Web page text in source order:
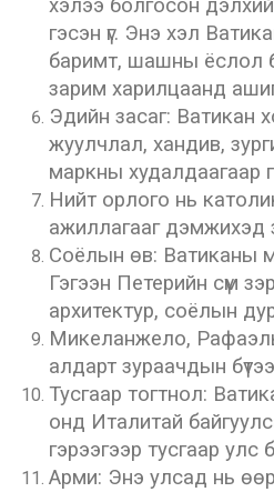
хэлээ болгосон
гэсэн үг. Энэ хэл
баримт, шашны ёслол
зарим харилцаанд
Эдийн засаг: Ватикан
жуулчлал, хандив,
маркны худалдаагаар
Нийт орлого нь
ажиллагааг дэмжихэд
Соёлын өв: Ватиканы
Гэгээн Петерийн сүм
архитектур, соёлын
Микеланжело,
алдарт зураачдын
Тусгаар тогтнол:
онд Италитай
гэрээгээр тусгаар улс
Арми: Энэ улсад нь